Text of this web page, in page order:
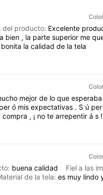
del producto: Excelente
bien , la partesuperior me
bonita lacalidadde latela
mejorde loqueesperaba
ó misexpectativas . S ú per
compra , ¡ notearrepentirás !
buenacalidad
Fiel a las
de la tela:es muy lindo